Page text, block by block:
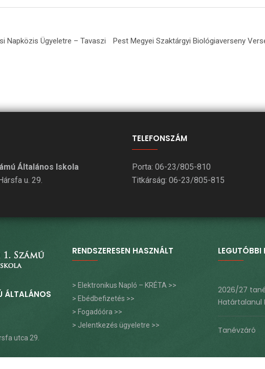
Napközis Ügyeletre – Tavaszi
Pest Megyei Szaktárgyi Biológiaverseny
Általános Iskola
u. 29.
TELEFONSZÁM
Porta: 06-23/805-810
Titkárság: 06-23/805-815
ÁLTALÁNOS
utca 29.
RENDSZERESEN HASZNÁLT
> Elektronikus Napló – KRÉTA >>
> Ebédbefizetés >>
> Fogadóóra >>
> Jelentkezés ügyeletre >>
LEGUTÓBBI
2026/27
Határtalanul
Tanévzáró